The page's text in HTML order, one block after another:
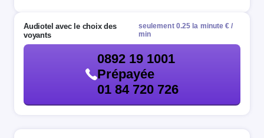
Audiotel avec le choix des
voyants
seulement 0.25 la minute € /
min
0892 19 1001
Prépayée
01 84 720 726